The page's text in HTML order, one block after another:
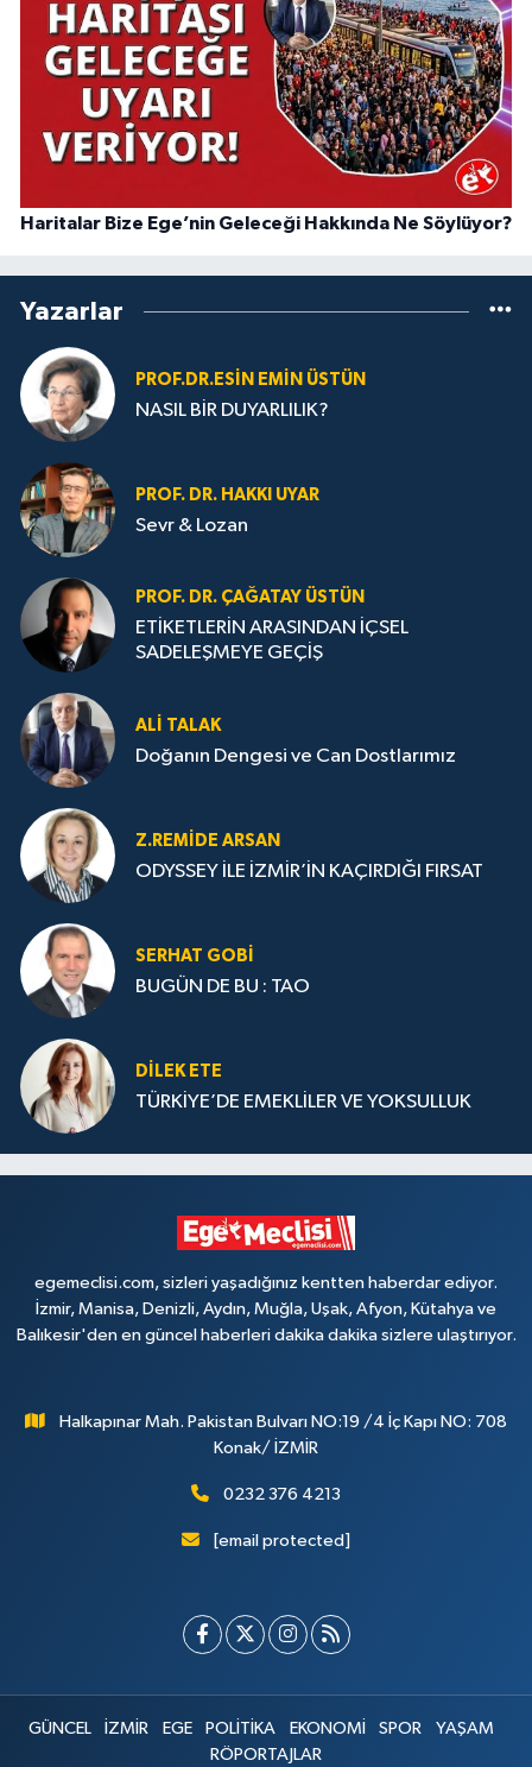
Haritalar Bize Ege’nin Geleceği Hakkında Ne Söylüyor?
Yazarlar
PROF.DR.ESIN EMIN ÜSTÜN
NASIL BİR DUYARLILIK?
PROF. DR. HAKKI UYAR
Sevr & Lozan
PROF. DR. ÇAĞATAY ÜSTÜN
ETİKETLERİN ARASINDAN İÇSEL
SADELEŞMEYE GEÇİŞ
ALI TALAK
Doğanın Dengesi ve Can Dostlarımız
Z.REMIDE ARSAN
ODYSSEY İLE İZMİR’İN KAÇIRDIĞI FIRSAT
SERHAT GOBİ
BUGÜN DE BU : TAO
DILEK ETE
TÜRKİYE’DE EMEKLİLER VE YOKSULLUK
egemeclisi.com, sizleri yaşadığınız kentten haberdar ediyor.
İzmir, Manisa, Denizli, Aydın, Muğla, Uşak, Afyon, Kütahya ve
Balıkesir'den en güncel haberleri dakika dakika sizlere ulaştırıyor.
Halkapınar Mah. Pakistan Bulvarı NO:19 /4 İç Kapı NO: 708
Konak/ İZMİR
0232 376 4213
[email protected]
GÜNCEL İZMİR EGE POLİTİKA EKONOMİ SPOR
YAŞAM
RÖPORTAJLAR